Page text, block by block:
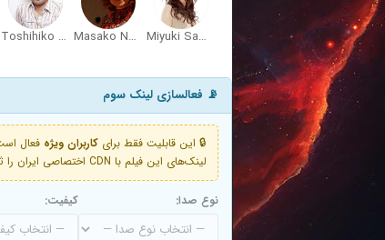
Miyuki Sawashiro
Masako Nozawa
Toshihiko Seki
📡 فعالسازی لینک سوم
🔒 این قابلیت فقط برای کاربران ویژه
لینک‌های این فیلم با CDN اختصاصی ایران را ثبت کنید و دقایقی بعد به لینک سوم آن دسترسی خواهید داشت
نوع صدا: کیفیت: